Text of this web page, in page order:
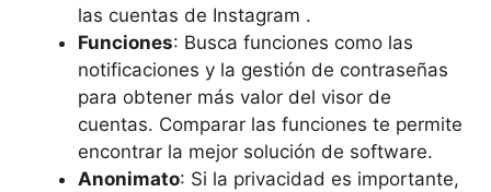
las cuentas de Instagram .
Funciones: Busca funciones como las
notificaciones y la gestión de contraseñas
para obtener más valor del visor de
cuentas. Comparar las funciones te permite
encontrar la mejor solución de software.
Anonimato: Si la privacidad es importante,